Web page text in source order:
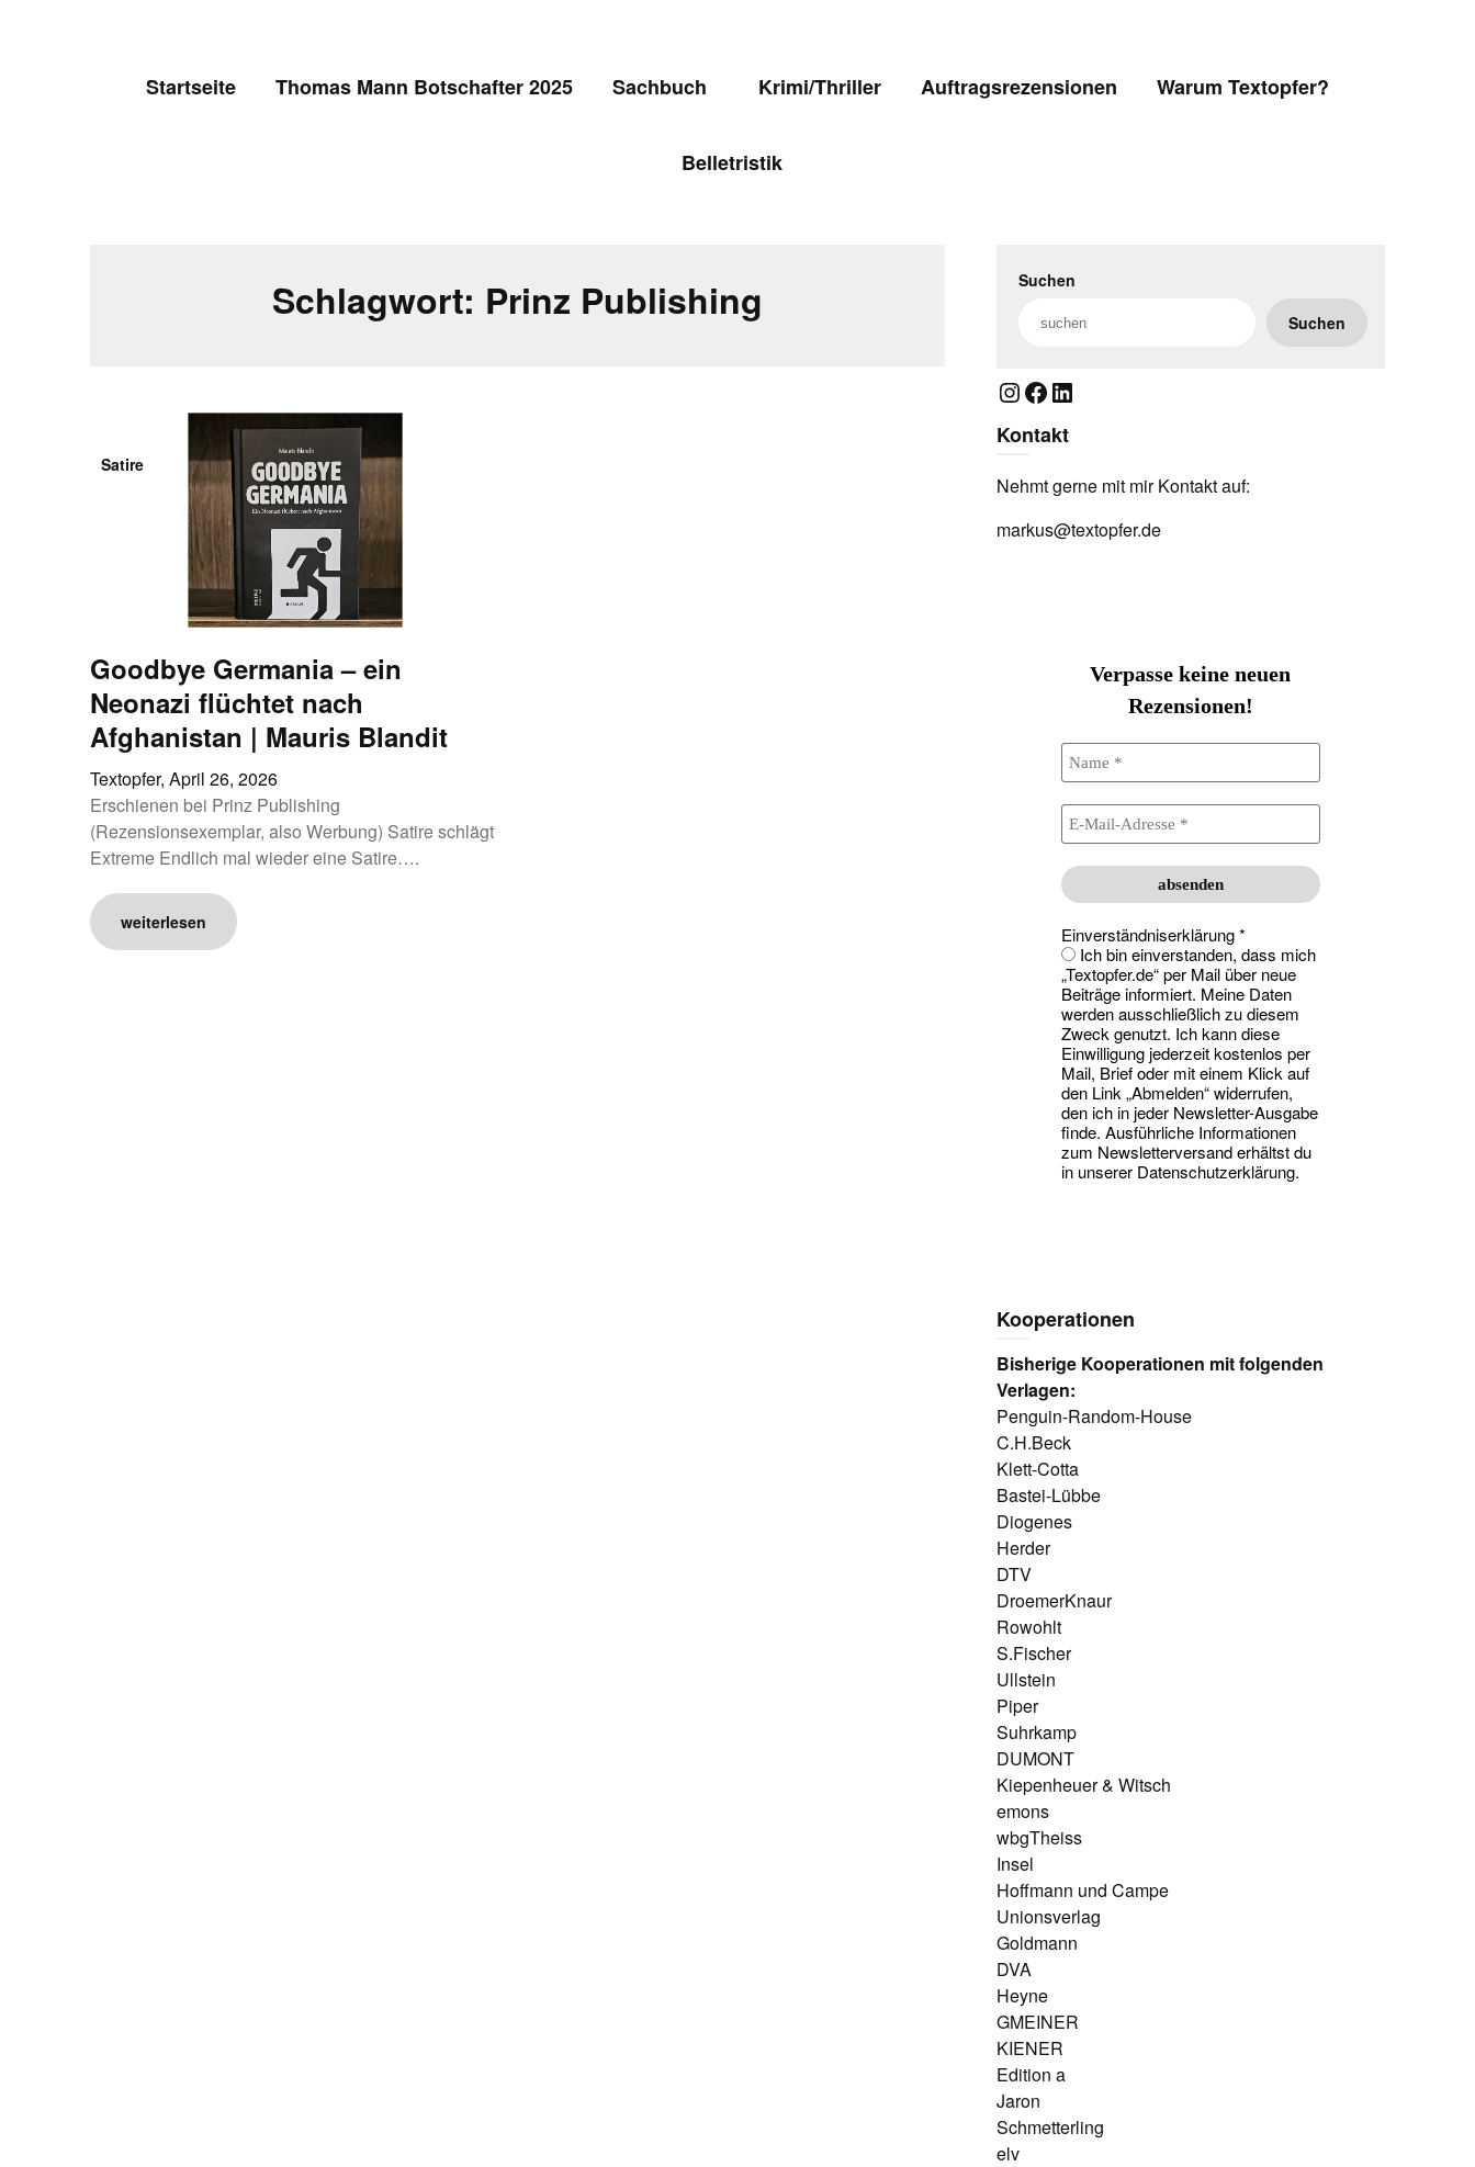
Startseite Thomas Mann Botschafter 2025 Sachbuch Krimi/Thriller Auftragsrezensionen Warum Textopfer?
Belletristik
Schlagwort: Prinz Publishing
Satire
Goodbye Germania – ein
Neonazi flüchtet nach
Afghanistan | Mauris Blandit
Textopfer, April 26, 2026
Erschienen bei Prinz Publishing
(Rezensionsexemplar, also Werbung) Satire schlägt
Extreme Endlich mal wieder eine Satire….
weiterlesen
Suchen
Suchen
Instagram
Facebook
LinkedIn
Kontakt
Nehmt gerne mit mir Kontakt auf:
markus@textopfer.de
Verpasse keine neuen
Rezensionen!
Einverständniserklärung*
Ich bin einverstanden, dass mich
„Textopfer.de“ per Mail über neue
Beiträge informiert. Meine Daten
werden ausschließlich zu diesem
Zweck genutzt. Ich kann diese
Einwilligung jederzeit kostenlos per
Mail, Brief oder mit einem Klick auf
den Link „Abmelden“ widerrufen,
den ich in jeder Newsletter-Ausgabe
finde. Ausführliche Informationen
zum Newsletterversand erhältst du
in unserer Datenschutzerklärung.
Kooperationen
Bisherige Kooperationen mit folgenden
Verlagen:
Penguin-Random-House
C.H.Beck
Klett-Cotta
Bastei-Lübbe
Diogenes
Herder
DTV
DroemerKnaur
Rowohlt
S.Fischer
Ullstein
Piper
Suhrkamp
DUMONT
Kiepenheuer & Witsch
emons
wbgTheiss
Insel
Hoffmann und Campe
Unionsverlag
Goldmann
DVA
Heyne
GMEINER
KIENER
Edition a
Jaron
Schmetterling
elv